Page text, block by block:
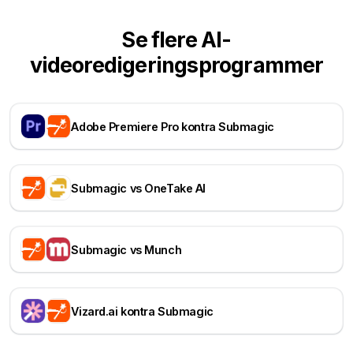
Se flere AI-
videoredigeringsprogrammer
Adobe Premiere Pro kontra Submagic
Submagic vs OneTake AI
Submagic vs Munch
Vizard.ai kontra Submagic